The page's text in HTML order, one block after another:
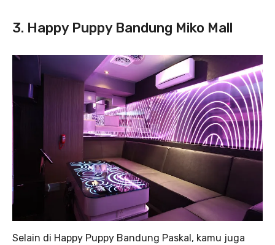
3. Happy Puppy Bandung Miko Mall
Selain di Happy Puppy Bandung Paskal, kamu juga